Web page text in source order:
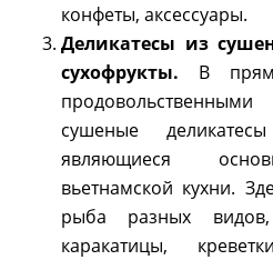
конфеты, аксессуары.
Деликатесы из
сухофрукты. В
сушеные
являющиеся
вьетнамской кухни.
рыба разных
каракатицы,